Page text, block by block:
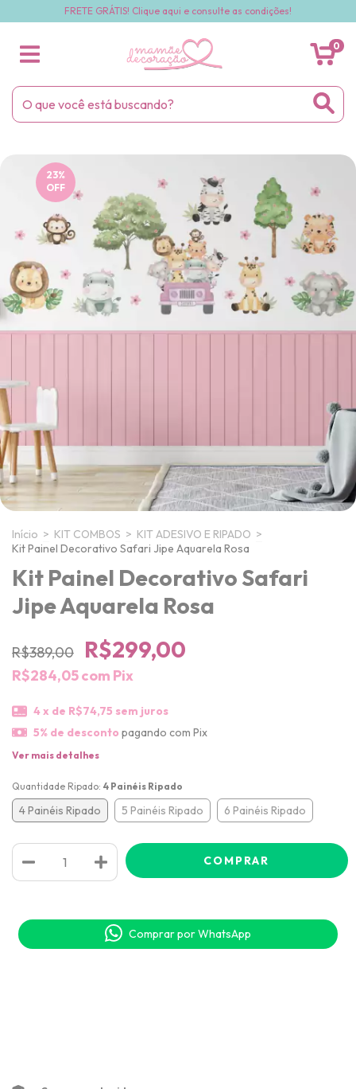
FRETE GRÁTIS! Clique aqui e consulte as condições!
0
23%
OFF
Início > KIT COMBOS > KIT ADESIVO E RIPADO >
Kit Painel Decorativo Safari Jipe Aquarela Rosa
Kit Painel Decorativo Safari
Jipe Aquarela Rosa
R$389,00 R$299,00
R$284,05com Pix
4x de R$74,75 sem juros
5% de desconto pagando com Pix
Ver mais detalhes
Quantidade Ripado: 4 Painéis Ripado
4 Painéis Ripado 5 Painéis Ripado 6 Painéis Ripado
Comprar por WhatsApp